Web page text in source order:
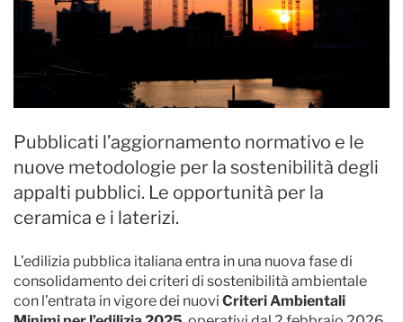
Pubblicati l’aggiornamento normativo e le
nuove metodologie per la sostenibilità degli
appalti pubblici. Le opportunità per la
ceramica e i laterizi.
L’edilizia pubblica italiana entra in una nuova fase di
consolidamento dei criteri di sostenibilità ambientale
con l’entrata in vigore dei nuovi Criteri Ambientali